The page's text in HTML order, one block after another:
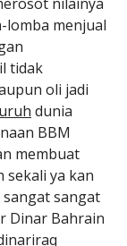
lomba menjual
tidak
oli jadi
dunia
BBM
membuat
ya kan
sangat
Dinar Bahrain